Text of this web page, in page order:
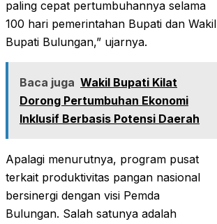
paling cepat pertumbuhannya selama
100 hari pemerintahan Bupati dan Wakil
Bupati Bulungan,” ujarnya.
Baca juga Wakil Bupati Kilat
Dorong Pertumbuhan Ekonomi
Inklusif Berbasis Potensi Daerah
Apalagi menurutnya, program pusat
terkait produktivitas pangan nasional
bersinergi dengan visi Pemda
Bulungan. Salah satunya adalah